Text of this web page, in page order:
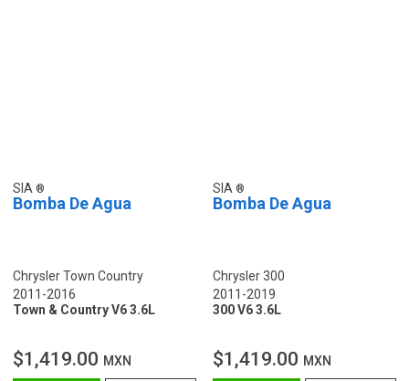
SIA
Bomba De Agua
Chrysler Town Country
2011-2016
Town & Country V6 3.6L
$1,419.00 MXN
SIA
Bomba De Agua
Chrysler 300
2011-2019
300 V6 3.6L
$1,419.00 MXN